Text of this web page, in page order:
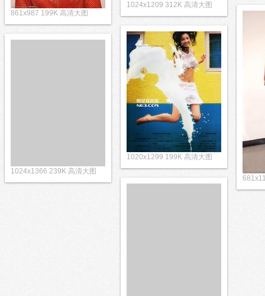
1024x1209 312K 高清大图
861x987 199K 高清大图
1020x1299 199K 高清大图
1024x1366 239K 高清大图